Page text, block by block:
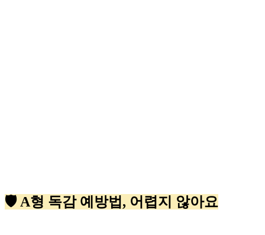
🛡️ A형 독감 예방법, 어렵지 않아요